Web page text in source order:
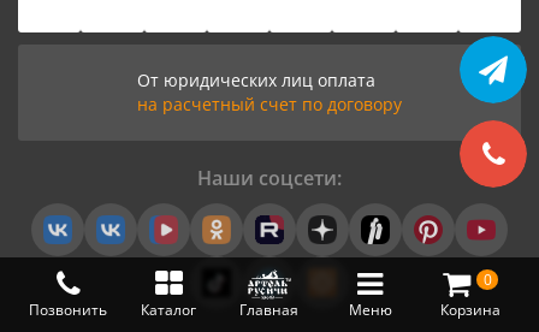
Меню
Позвонить Каталог Главная
0
Корзина
От юридических лиц оплата
на расчетный счет по договору
Наши соцсети: